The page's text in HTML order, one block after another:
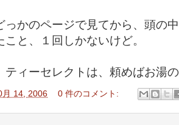
っかのページで見てから、頭の
こと、１回しかないけど。
ティーセレクトは、頼めばお湯
月 14, 2006 0 件のコメント: